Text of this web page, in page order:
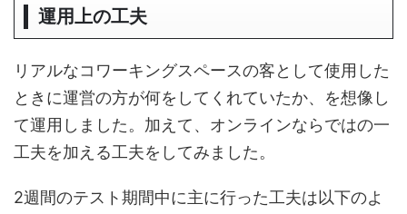
運用上の工夫
リアルなコワーキングスペースの客として使用した
ときに運営の方が何をしてくれていたか、を想像し
て運用しました。加えて、オンラインならではの一
工夫を加える工夫をしてみました。
2週間のテスト期間中に主に行った工夫は以下のよ